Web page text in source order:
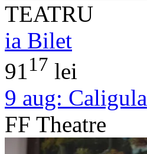
TEATRU
ia Bilet
9117 lei
9 aug: Caligula
FF Theatre